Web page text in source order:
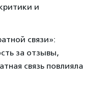
и
связи»:
за отзывы,
связь повлияла